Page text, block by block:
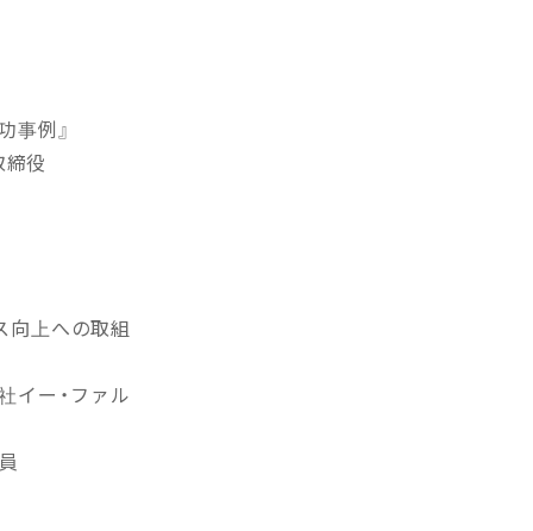
事例』
役
向上への取組
イー・ファル